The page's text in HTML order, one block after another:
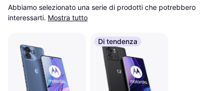
Abbiamo selezionato una serie di prodotti che potrebbero
interessarti. Mostra tutto
Di tendenza